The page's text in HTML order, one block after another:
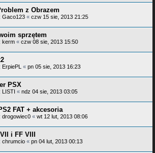
z Obrazem
Gaco123 « czw 15 sie, 2013 21:25
sprzętem
kerm « czw 08 sie, 2013 15:50
ErpiePL « pn 05 sie, 2013 16:23
PSX
LISTI « ndz 04 sie, 2013 03:05
FAT + akcesoria
drogowiec0 « wt 12 lut, 2013 08:06
i FF VIII
chrumcio « pn 04 lut, 2013 00:13